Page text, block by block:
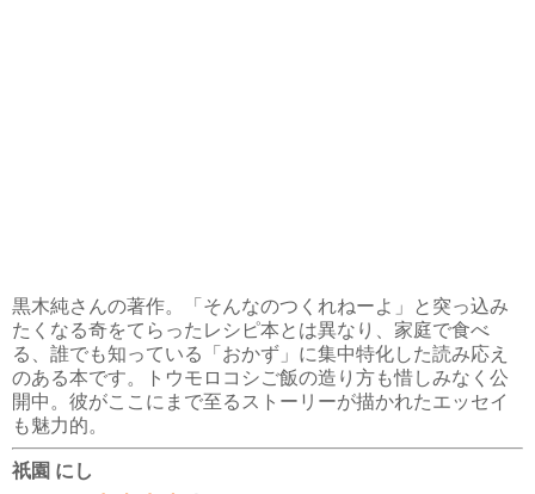
黒木純さんの著作。「そんなのつくれねーよ」と突っ込み
たくなる奇をてらったレシピ本とは異なり、家庭で食べ
る、誰でも知っている「おかず」に集中特化した読み応え
のある本です。トウモロコシご飯の造り方も惜しみなく公
開中。彼がここにまで至るストーリーが描かれたエッセイ
も魅力的。
祇園 にし